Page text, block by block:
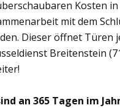
Kosten
mit dem
Dieser öffnet Türen
Breitenstein
an 365 Tagen im